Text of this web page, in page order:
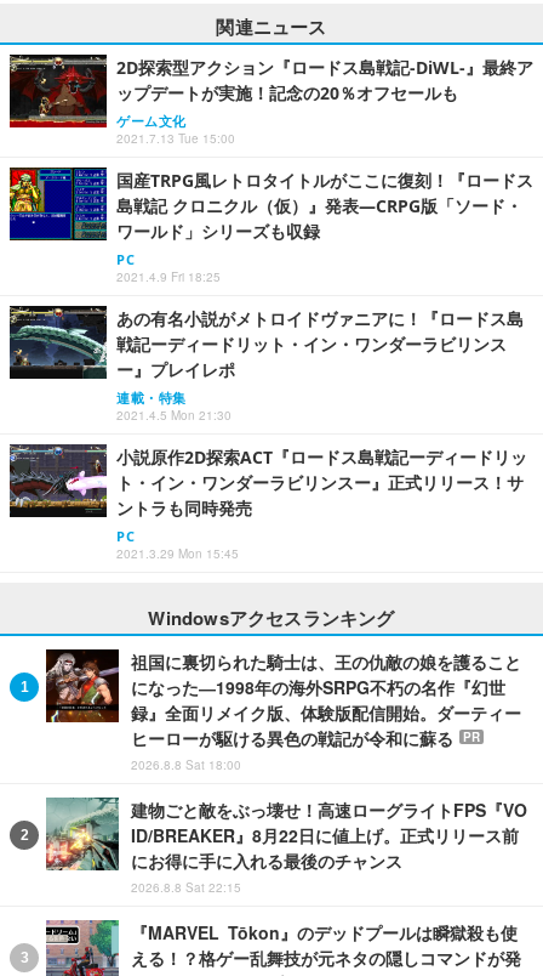
関連ニュース
2D探索型アクション『ロードス島戦記-DiWL-』最終ア
ップデートが実施！記念の20％オフセールも
ゲーム文化
2021.7.13 Tue 15:00
国産TRPG風レトロタイトルがここに復刻！『ロードス
島戦記 クロニクル（仮）』発表―CRPG版「ソード・
ワールド」シリーズも収録
PC
2021.4.9 Fri 18:25
あの有名小説がメトロイドヴァニアに！『ロードス島
戦記ーディードリット・イン・ワンダーラビリンス
ー』プレイレポ
連載・特集
2021.4.5 Mon 21:30
小説原作2D探索ACT『ロードス島戦記ーディードリッ
ト・イン・ワンダーラビリンスー』正式リリース！サ
ントラも同時発売
PC
2021.3.29 Mon 15:45
Windowsアクセスランキング
祖国に裏切られた騎士は、王の仇敵の娘を護ること
になった―1998年の海外SRPG不朽の名作『幻世
録』全面リメイク版、体験版配信開始。ダーティー
ヒーローが駆ける異色の戦記が令和に蘇る
PR
2026.8.8 Sat 18:00
建物ごと敵をぶっ壊せ！高速ローグライトFPS『VO
ID/BREAKER』8月22日に値上げ。正式リリース前
にお得に手に入れる最後のチャンス
2026.8.8 Sat 22:15
『MARVEL Tōkon』のデッドプールは瞬獄殺も使
える！？格ゲー乱舞技が元ネタの隠しコマンドが発